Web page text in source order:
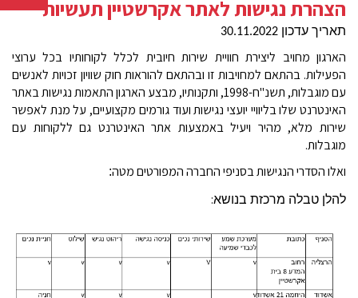
הצהרת נגישות לאתר אקרשטיין תעשיות
תאריך עדכון 30.11.2022
הארגון מחויב ליצירת חוויית שירות חיובית לכלל לקוחותיו בכל ערוצי
הפעילות. בהתאם למחויבות זו ובהתאם להוראות חוק שוויון זכויות לאנשים
עם מוגבלות, תשנ"ח,1998- ותקנותיו, מבצע הארגון התאמות נגישות באתר
האינטרנט שלו בליוויי יועצי נגישות ועוד גורמים מקצועיים, על מנת לאפשר
שירות מלא, מהיר ויעיל באמצעות אתר האינטרנט גם ללקוחות עם
מוגבלות.
ואלוהסדרי הנגישות בסניפיהחברה המפורטים מטה:
להלן טבלה מרכזת בנושא: